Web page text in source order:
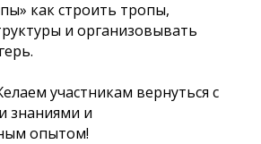
как строить тропы,
и организовывать
участникам вернуться с
знаниями и
опытом!